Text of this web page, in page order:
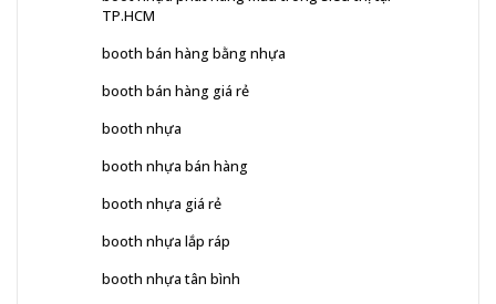
TP.HCM
booth bán hàng bằng nhựa
booth bán hàng giá rẻ
booth nhựa
booth nhựa bán hàng
booth nhựa giá rẻ
booth nhựa lắp ráp
booth nhựa tân bình